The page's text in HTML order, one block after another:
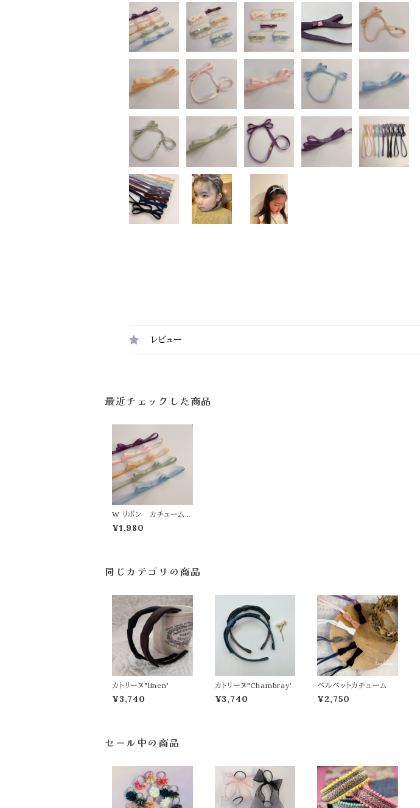
レビュー
最近チェックした商品
W リボン カチューム
【bright color】
¥1,980
同じカテゴリの商品
カトリーヌ"linen'
¥3,740
カトリーヌ"Chambray'
¥3,740
ベルベットカチューム
¥2,750
セール中の商品